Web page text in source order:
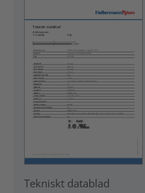
Tekniskt datablad